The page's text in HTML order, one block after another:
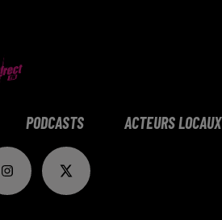
PODCASTS ACTEURS LOCAUX